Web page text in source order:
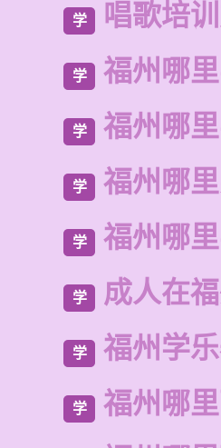
学 唱歌培
学 福州哪
学 福州哪
学 福州哪
学 福州哪
学 成人在
学 福州学
学 福州哪